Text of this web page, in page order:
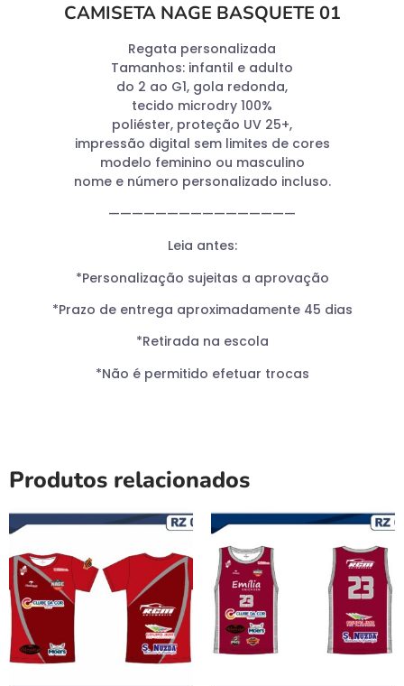
CAMISETA NAGE BASQUETE 01
Regata personalizada
Tamanhos: infantil e adulto
do 2 ao G1, gola redonda,
tecido microdry 100%
poliéster, proteção UV 25+,
impressão digital sem limites de cores
modelo feminino ou masculino
nome e número personalizado incluso.
————————————————
Leia antes:
*Personalização sujeitas a aprovação
*Prazo de entrega aproximadamente 45 dias
*Retirada na escola
*Não é permitido efetuar trocas
Produtos relacionados